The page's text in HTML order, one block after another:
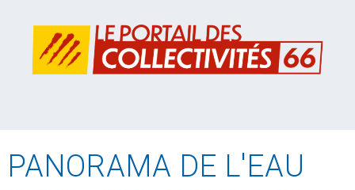
PANORAMA DE L'EAU